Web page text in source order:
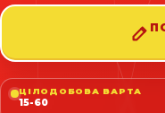
ЦІЛОДОБОВА ВАРТА
15-60